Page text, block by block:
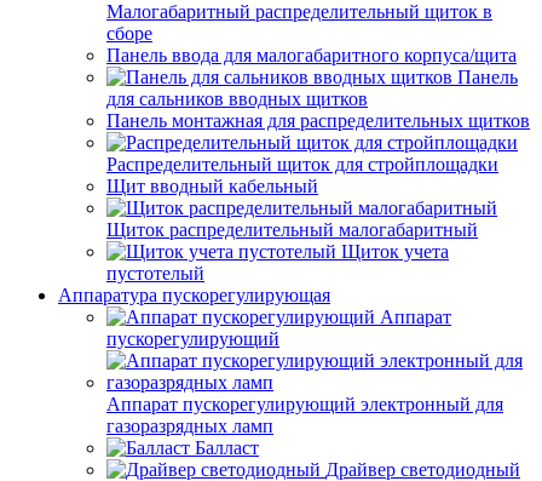
Малогабаритный распределительный щиток в
сборе
Панель ввода для малогабаритного корпуса/щита
Панель
для сальников вводных щитков
Панель монтажная для распределительных щитков
Распределительный щиток для стройплощадки
Щит вводный кабельный
Щиток распределительный малогабаритный
Щиток учета
пустотелый
Аппаратура пускорегулирующая
Аппарат
пускорегулирующий
Аппарат пускорегулирующий электронный для
газоразрядных ламп
Балласт
Драйвер светодиодный